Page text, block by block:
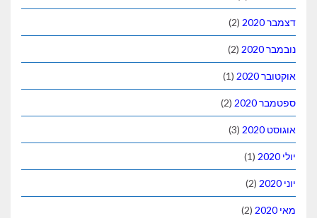
דצמבר 2020 (2)
נובמבר 2020 (2)
אוקטובר 2020 (1)
ספטמבר 2020 (2)
אוגוסט 2020 (3)
יולי 2020 (1)
יוני 2020 (2)
מאי 2020 (2)